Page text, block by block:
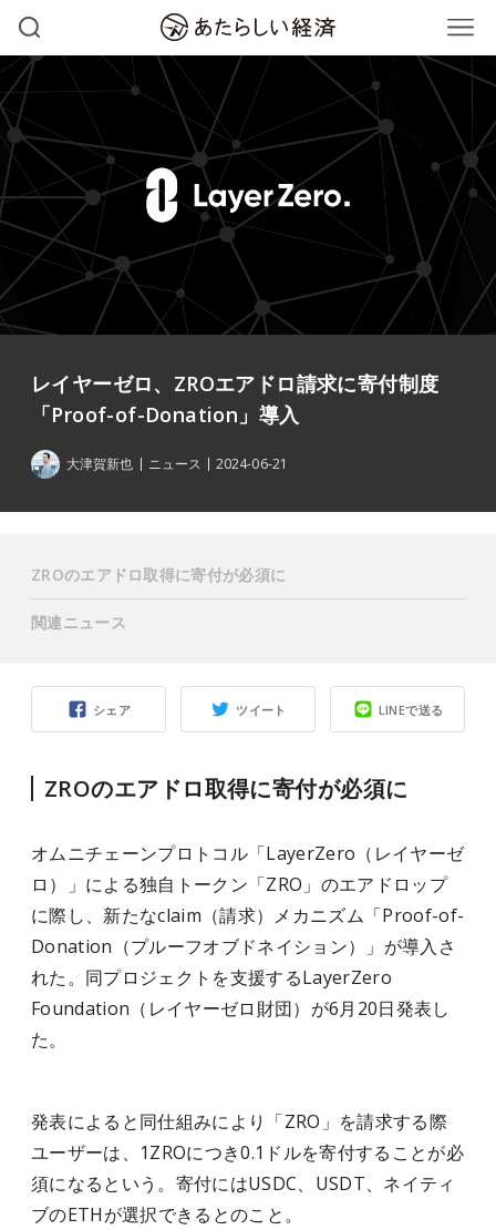
レイヤーゼロ、ZROエアドロ請求に寄付制度
「Proof-of-Donation」導入
大津賀新也 ニュース 2024-06-21
シェア ツイート LINEで送る
ZROのエアドロ取得に寄付が必須に
オムニチェーンプロトコル「LayerZero（レイヤーゼ
ロ）」による独自トークン「ZRO」のエアドロップ
に際し、新たなclaim（請求）メカニズム「Proof-of-
Donation（プルーフオブドネイション）」が導入さ
れた。同プロジェクトを支援するLayerZero
Foundation（レイヤーゼロ財団）が6月20日発表し
た。
発表によると同仕組みにより「ZRO」を請求する際
ユーザーは、1ZROにつき0.1ドルを寄付することが必
須になるという。寄付にはUSDC、USDT、ネイティ
ブのETHが選択できるとのこと。
ZROのエアドロ取得に寄付が必須に
関連ニュース